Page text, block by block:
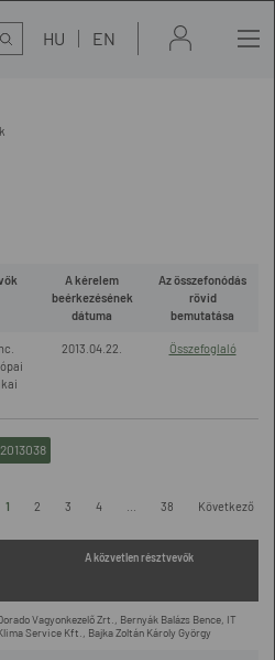
HU EN
A kérelem
beérkezésének
dátuma
Az összefonódás
rövid
bemutatása
2013.04.22. Összefoglaló
1 2 3 4 38 Következő
A közvetlen résztvevők
Vagyonkezelő Zrt., Bernyák Balázs Bence, IT
Service Kft., Bajka Zoltán Károly György